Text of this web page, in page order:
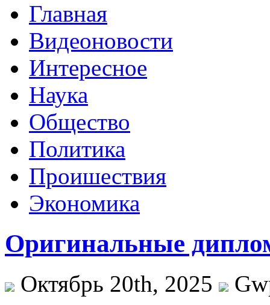
Главная
Видеоновости
Интересное
Наука
Общество
Политика
Проишествия
Экономика
Оригинальные
Октябрь 20th, 2025